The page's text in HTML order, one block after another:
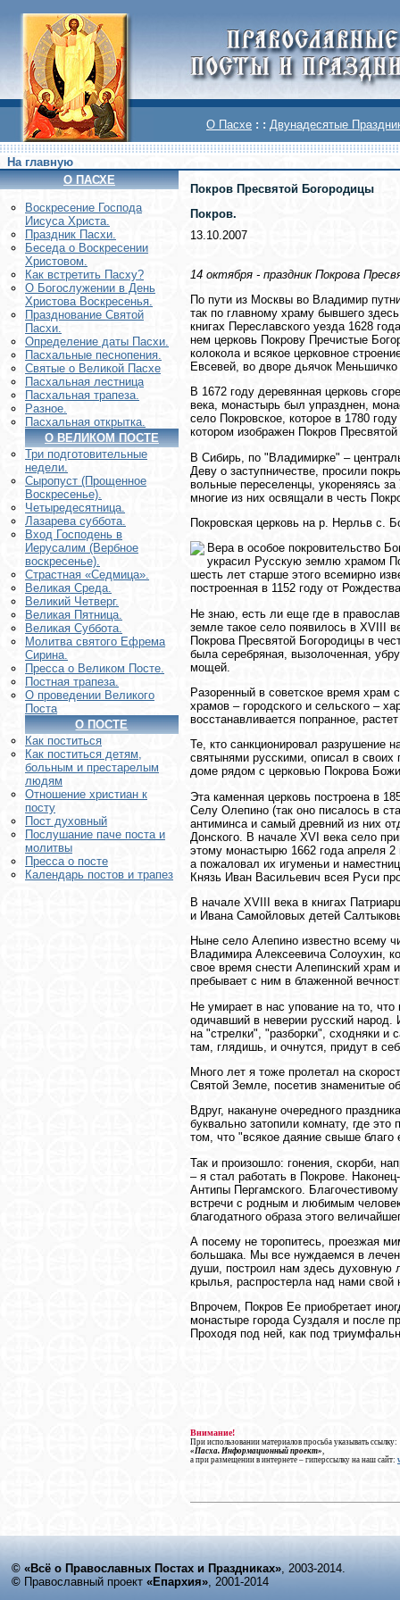
О Пасхе : : Двунадесятые
На главную
О ПАСХЕ
Воскреcение Господа
Иисуса Христа.
Праздник Пасхи.
Беседа о Воскресении
Христовом.
Как встретить Пасху?
О Богослужении в День
Христова Воскресенья.
Празднование Святой
Пасхи.
Определение даты Пасхи.
Пасхальные песнопения.
Святые о Великой Пасхе
Пасхальная лестница
Пасхальная трапеза.
Разное.
Пасхальная открытка.
О ВЕЛИКОМ ПОСТЕ
Три подготовительные
недели.
Сыропуст (Прощенное
Воскресенье).
Четыредесятница.
Лазарева суббота.
Вход Господень в
Иерусалим (Вербное
воскресенье).
Страстная «Седмица».
Великая Среда.
Великий Четверг.
Великая Пятница.
Великая Суббота.
Молитва святого Ефрема
Сирина.
Пресса о Великом Посте.
Постная трапеза.
О проведении Великого
Поста
О ПОСТЕ
Как поститься
Как поститься детям,
больным и престарелым
людям
Отношение христиан к
посту
Пост духовный
Послушание паче поста и
молитвы
Пресса о посте
Календарь постов и трапез
Покров Пресвятой Богородицы
Покров.
13.10.2007
14 октября - праздник Покрова
По пути из Москвы во Владимир
так по главному храму бывшего
книгах Переславского уезда 1628
нeм церковь Покрову Пречистые
колокола и всякое церковное
Евсевей, во дворе дьячок
В 1672 году деревянная церковь
века, монастырь был упразднeн,
село Покровское, которое в 1780
котором изображeн Покров
В Сибирь, по "Владимирке" –
Деву о заступничестве, просили
вольные переселенцы, укореняясь
многие из них освящали в честь
Покровская церковь на р. Нерльв с.
Вера в особое покровительство
украсил Русскую землю храмом
шесть лет старше этого всемирно
построенная в 1152 году от
Не знаю, есть ли ещe где в
земле такое село появилось в XVIII
Покрова Пресвятой Богородицы в
была серебряная, вызолоченная,
мощей.
Разорeнный в советское время
храмов – городского и сельского –
восстанавливается попранное,
Те, кто санкционировал разрушение
святынями русскими, описал в
доме рядом с церковью Покрова
Эта каменная церковь построена в
Селу Олепино (так оно писалось в
антиминса и самый древний из них
Донского. В начале XVI века село
этому монастырю 1662 года апреля
а пожаловал их игуменьи и
Князь Иван Васильевич всея Руси
В начале XVIII века в книгах
и Ивана Самойловых детей
Ныне село Алепино известно всему
Владимира Алексеевича Солоухин,
своe время снести Алепинский храм
пребывает с ним в блаженной
Не умирает в нас упование на то,
одичавший в неверии русский народ.
на "стрелки", "разборки", сходняки и
там, глядишь, и очнутся, придут в
Много лет я тоже пролетал на
Святой Земле, посетив знаменитые
Вдруг, накануне очередного
буквально затопили комнату, где
том, что "всякое даяние свыше
Так и произошло: гонения, скорби,
– я стал работать в Покрове.
Антипы Пергамского.
встречи с родным и любимым
благодатного образа этого
А посему не торопитесь, проезжая
большака. Мы все нуждаемся в
души, построил нам здесь духовную
крылья, распростeрла над нами
Впрочем, Покров Еe приобретает
монастыре города Суздаля и после
Проходя под ней, как под
Внимание!
При использовании материалов просьба указывать ссылку:
«Пасха. Информационный проект»,
а при размещении в интернете – гиперссылку на наш сайт:
© «Всё о Православных Постах и Праздниках», 2003-2014.
© Православный проект «Епархия», 2001-2014